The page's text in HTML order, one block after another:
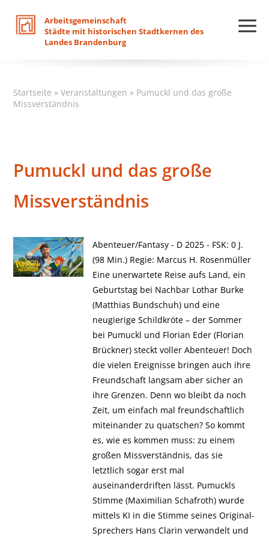
Arbeitsgemeinschaft
Städte mit historischen Stadtkernen des
Landes Brandenburg
Startseite »Veranstaltungen » Pumuckl und das große
Missverständnis
Pumuckl und das große
Missverständnis
Abenteuer/Fantasy - D 2025 - FSK: 0 J.
(98 Min.) Regie: Marcus H. Rosenmüller
Eine unerwartete Reise aufs Land, ein
Geburtstag bei Nachbar Lothar Burke
(Matthias Bundschuh) und eine
neugierige Schildkröte – der Sommer
bei Pumuckl und Florian Eder (Florian
Brückner) steckt voller Abenteuer! Doch
die vielen Ereignisse bringen auch ihre
Freundschaft langsam aber sicher an
ihre Grenzen. Denn wo bleibt da noch
Zeit, um einfach mal freundschaftlich
miteinander zu quatschen? So kommt
es, wie es kommen muss: zu einem
großen Missverständnis, das sie
letztlich sogar erst mal
auseinanderdriften lässt. Pumuckls
Stimme (Maximilian Schafroth) wurde
mittels KI in die Stimme seines Original-
Sprechers Hans Clarin verwandelt und